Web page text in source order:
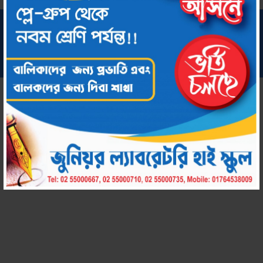
সর্বস্বত্ব সংরক্ষিত © ২০২২ জুনিয়র ল্যাবরেটরি হাই স্কুল
chool by Amar Uddog Limited